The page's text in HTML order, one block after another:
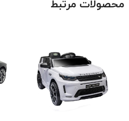
محصولات مرتبط